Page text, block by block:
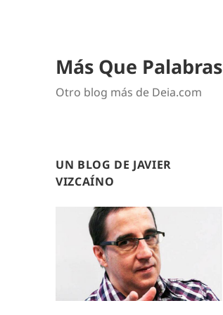
Más Que Palabras
Otro blog más de Deia.com
UN BLOG DE JAVIER
VIZCAÍNO